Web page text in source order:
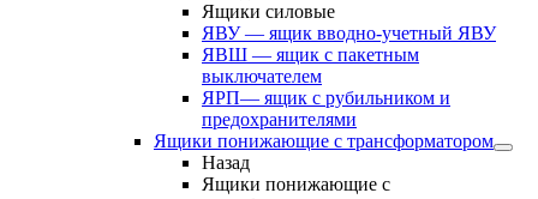
Ящики силовые
ЯВУ — ящик вводно-учетный ЯВУ
ЯВШ — ящик с пакетным
выключателем
ЯРП— ящик с рубильником и
предохранителями
Ящики понижающие с трансформатором
Назад
Ящики понижающие с